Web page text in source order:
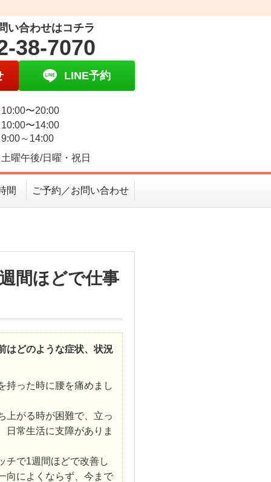
い合わせはコチラ
38-7070
LINE予約
10:00〜20:00
〜14:00
～14:00
曜午後/日曜・祝日
間 ご予約／お問い合わせ
間ほどで仕事
はどのような症状、状況
持った時に腰を痛めまし
上がる時が困難で、立っ
日常生活に支障がありま
チで1週間ほどで改善し
向によくならず、今まで